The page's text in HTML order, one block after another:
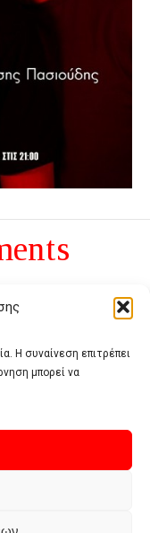
Η συναίνεση επιτρέπει
μπορεί να
είναι το αντίθετο της